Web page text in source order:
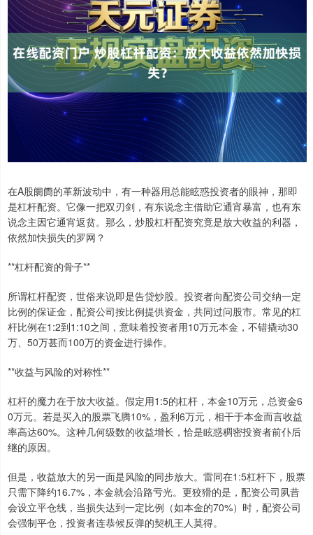
在A股阛阓的革新波动中，有一种器用总能眩惑投资者的眼神，那即
是杠杆配资。它像一把双刃剑，有东说念主借助它通宵暴富，也有东
说念主因它通宵返贫。那么，炒股杠杆配资究竟是放大收益的利器，
依然加快损失的罗网？
**杠杆配资的骨子**
所谓杠杆配资，世俗来说即是告贷炒股。投资者向配资公司交纳一定
比例的保证金，配资公司按比例提供资金，共同过问股市。常见的杠
杆比例在1:2到1:10之间，意味着投资者用10万元本金，不错撬动30
万、50万甚而100万的资金进行操作。
**收益与风险的对称性**
杠杆的魔力在于放大收益。假定用1:5的杠杆，本金10万元，总资金6
0万元。若是买入的股票飞腾10%，盈利6万元，相干于本金而言收益
率高达60%。这种几何级数的收益增长，恰是眩惑稠密投资者前仆后
继的原因。
但是，收益放大的另一面是风险的同步放大。雷同在1:5杠杆下，股票
只需下降约16.7%，本金就会沿路亏光。更狡猾的是，配资公司夙昔
会设立平仓线，当损失达到一定比例（如本金的70%）时，配资公司
会强制平仓，投资者连恭候反弹的契机王人莫得。